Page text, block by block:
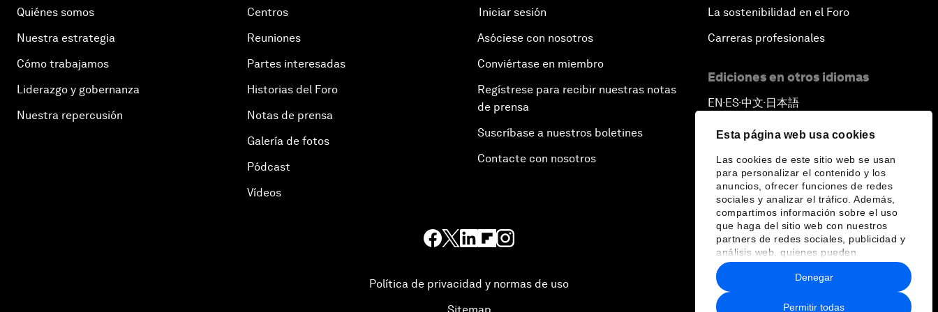
Esta página web usa cookies
Las cookies de este sitio web se usan
para personalizar el contenido y los
anuncios, ofrecer funciones de redes
sociales y analizar el tráfico. Además,
compartimos información sobre el uso
que haga del sitio web con nuestros
partners de redes sociales, publicidad y
análisis web, quienes pueden
combinarla con otra información que les
haya proporcionado o que hayan
recopilado a partir del uso que haya
hecho de sus servicios.
Permitir todas
Denegar
Quiénes somos
Nuestra estrategia
Cómo trabajamos
Liderazgo y gobernanza
Nuestra repercusión
Centros
Reuniones
Partes interesadas
Historias del Foro
Notas de prensa
Galería de fotos
Pódcast
Vídeos
Iniciar sesión
Asóciese con nosotros
Conviértase en miembro
Regístrese para recibir nuestras notas
de prensa
Suscríbase a nuestros boletines
Contacte con nosotros
La sostenibilidad en el Foro
Carreras profesionales
Ediciones en otros idiomas
EN ▪ ES▪中文▪ 日本語
Política de privacidad y normas de uso